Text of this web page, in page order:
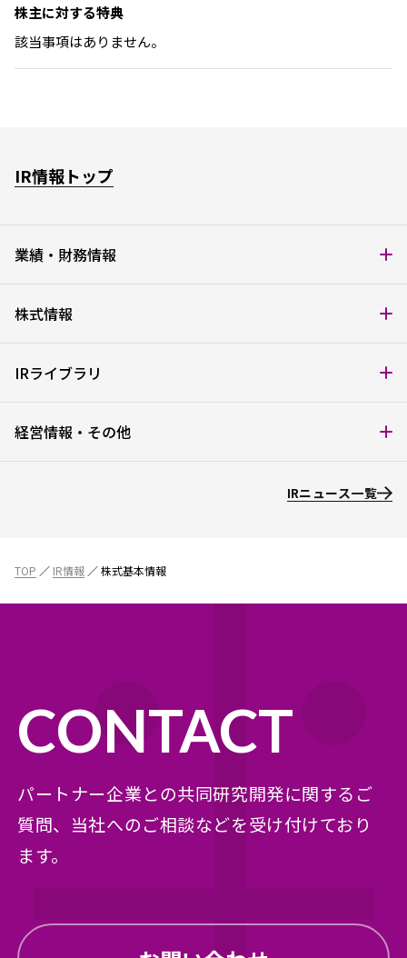
株主に対する特典
該当事項はありません。
IR情報トップ
業績・財務情報
経営成績
キャッシュ・フローの状況
株式情報
株式基本情報
株価情報
IRライブラリ
IRカレンダー
株主総会関連資料
適時開示資料
経営情報・その他
経営方針・ミッション
IRニュース一覧
TOP IR情報 株式基本情報
CONTACT
パートナー企業との共同研究開発に関するご
質問、 当社へのご相談などを受け付けており
ます。